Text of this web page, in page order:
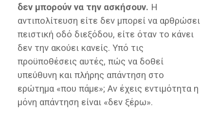
δεν μπορούν να την ασκήσουν. Η
αντιπολίτευση είτε δεν μπορεί να αρθρώσει
πειστική οδό διεξόδου, είτε όταν το κάνει
δεν την ακούει κανείς. Υπό τις
προϋποθέσεις αυτές, πώς να δοθεί
υπεύθυνη και πλήρης απάντηση στο
ερώτημα «που πάμε»; Αν έχεις εντιμότητα η
μόνη απάντηση είναι «δεν ξέρω».